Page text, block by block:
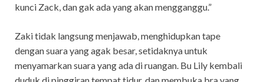
kunci Zack, dan gak ada yang akan mengganggu.”
Zaki tidak langsung menjawab, menghidupkan tape
dengan suara yang agak besar, setidaknya untuk
menyamarkan suara yang ada di ruangan. Bu Lily kembali